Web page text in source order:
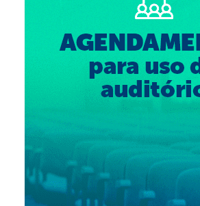
Processos Éticos
Censura Pública
Suspensão do Exercício
Procedimento para registro
Clube de Vantagens
Valores dos serviços